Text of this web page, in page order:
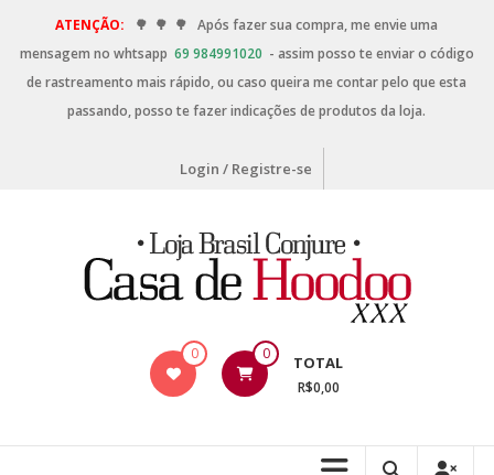
ATENÇÃO: 🌳 🌳 🌳 Após fazer sua compra, me envie uma
mensagem no whtsapp 69 984991020 - assim posso te enviar o código
de rastreamento mais rápido, ou caso queira me contar pelo que esta
passando, posso te fazer indicações de produtos da loja.
Login / Registre-se
0 0 TOTAL
R$0,00